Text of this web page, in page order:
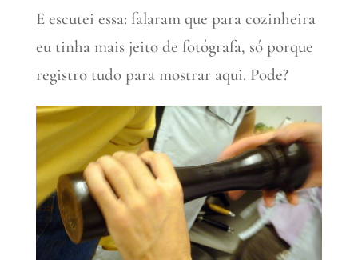
E escutei essa: falaram que para cozinheira
eu tinha mais jeito de fotógrafa, só porque
registro tudo para mostrar aqui. Pode?